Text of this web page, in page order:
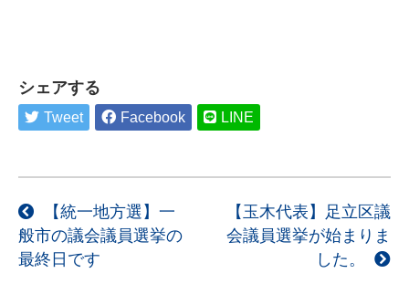
シェアする
Tweet Facebook LINE
投
稿
ナ
【統一地方選】一
般市の議会議員選挙の
最終日です
【玉木代表】足立区議
会議員選挙が始まりま
した。